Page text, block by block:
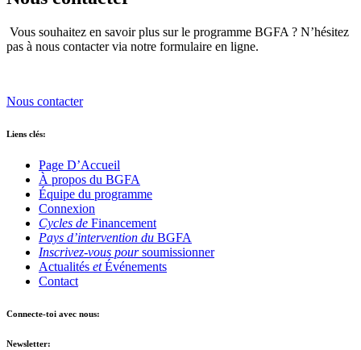
Vous souhaitez en savoir plus sur le programme BGFA ? N’hésitez
pas à nous contacter via notre formulaire en ligne.
Nous contacter
Liens clés:
Page D’Accueil
À propos du BGFA
Équipe du programme
Connexion
Cycles de Financement
Pays d’intervention du BGFA
Inscrivez-vous poursoumissionner
Actualités etÉvénements
Contact
Connecte-toi avec nous:
Newsletter: